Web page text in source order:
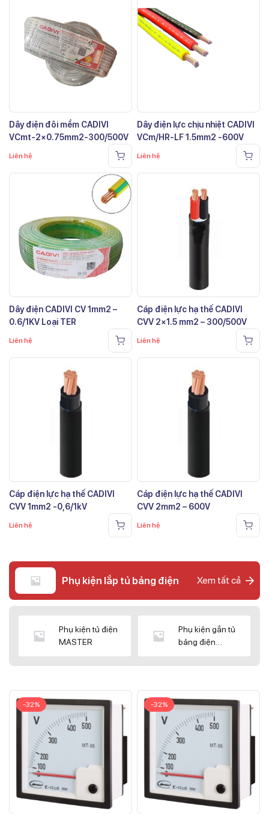
Dây điện đôi mềm CADIVI
VCmt-2×0.75mm2-300/500V
Liên hệ
Dây điện lực chịu nhiệt CADIVI
VCm/HR-LF 1.5mm2 -600V
Liên hệ
Dây điện CADIVI CV 1mm2 –
0.6/1KV Loại TER
Liên hệ
Cáp điện lực hạ thế CADIVI
CVV 2×1.5 mm2 – 300/500V
Liên hệ
Cáp điện lực hạ thế CADIVI
CVV 1mm2 -0,6/1kV
Liên hệ
Cáp điện lực hạ thế CADIVI
CVV 2mm2 – 600V
Liên hệ
Phụ kiện lắp tủ bảng điện Xem tất cả
Phụ kiện tủ điện
MASTER
Phụ kiện gắn tủ
bảng điện
-32% -32%